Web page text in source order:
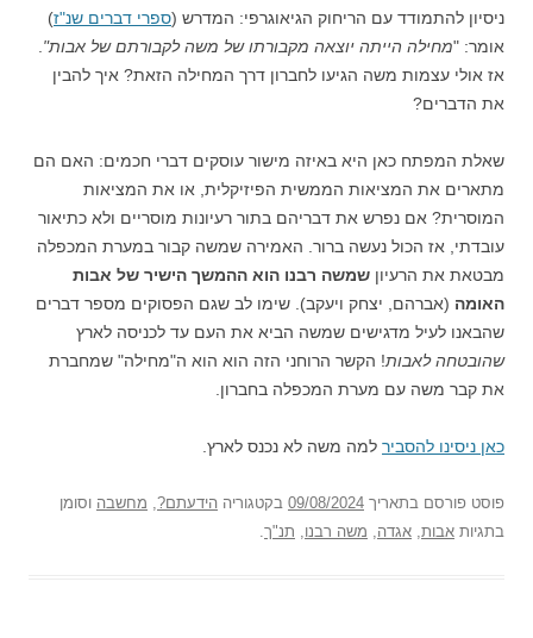
ניסיון להתמודד עם הריחוק הגיאוגרפי: המדרש (ספרי דברים שנ"ז)
אומר: "מחילה הייתה יוצאה מקבורתו של משה לקבורתם של אבות"
אז אולי עצמות משה הגיעו לחברון דרך המחילה הזאת? איך להבין
את הדברים?
שאלת המפתח כאן היא באיזה מישור עוסקים דברי חכמים: האם הם
מתארים את המציאות הממשית הפיזיקלית, או את המציאות
המוסרית? אם נפרש את דבריהם בתור רעיונות מוסריים ולא כתיאור
עובדתי, אז הכול נעשה ברור. האמירה שמשה קבור במערת המכפלה
מבטאת את הרעיון שמשה רבנו הוא ההמשך הישיר של אבות
האומה (אברהם, יצחק ויעקב). שימו לב שגם הפסוקים מספר דברים
שהבאנו לעיל מדגישים שמשה הביא את העם עד לכניסה לארץ
שהובטחה לאבות! הקשר הרוחני הזה הוא הוא ה"מחילה" שמחברת
את קבר משה עם מערת המכפלה בחברון.
כאן ניסינו להסביר למה משה לא נכנס לארץ.
פוסט פורסם בתאריך 09/08/2024 בקטגוריה הידעתם? מחשבה וסומן
בתגיות אבות אגדה משה רבנו תנ"ך